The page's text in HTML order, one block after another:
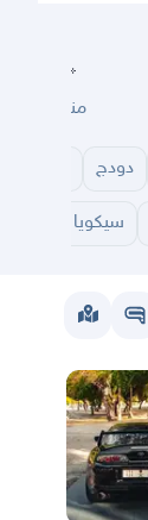
مناسبات
دودج
سيكويا